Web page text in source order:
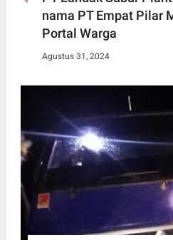
nama PT Empat Pilar
Portal Warga
Agustus 31, 2024